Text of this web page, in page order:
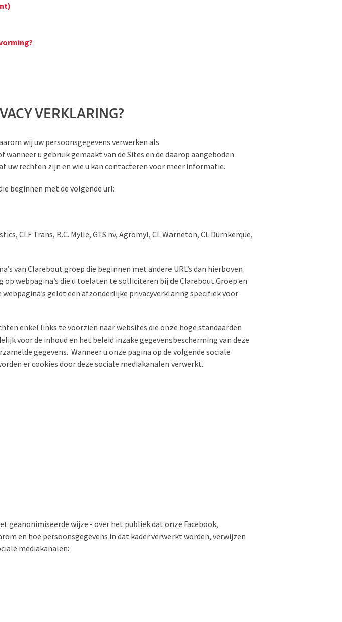
VERKLARING?
wij uw persoonsgegevens verwerken als
u gebruik gemaakt van de Sites en de daarop aangeboden
uw rechten zijn en wie u kan contacteren voor meer informatie.
beginnen met de volgende url:
CLF Trans, B.C. Mylle, GTS nv, Agromyl, CL Warneton, CL Durnkerque,
van Clarebout groep die beginnen met andere URL’s dan hierboven
webpagina’s die u toelaten te solliciteren bij de Clarebout Groep en
webpagina’s geldt een afzonderlijke privacyverklaring specifiek voor
enkel links te voorzien naar websites die onze hoge standaarden
voor de inhoud en het beleid inzake gegevensbescherming van deze
gegevens. Wanneer u onze pagina op de volgende sociale
er cookies door deze sociale mediakanalen verwerkt.
geanonimiseerde wijze - over het publiek dat onze Facebook,
en hoe persoonsgegevens in dat kader verwerkt worden, verwijzen
mediakanalen: